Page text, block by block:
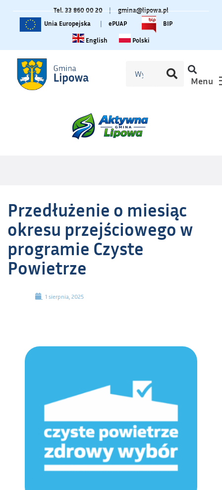
Tel. 33 860 00 20 |
gmina@lipowa.pl
Unia Europejska
| ePUAP
BIP
Change language to English
English Zmiana języka na polski
Polski
Menu
Przedłużenie o miesiąc
okresu przejściowego w
programie Czyste
Powietrze
1 sierpnia, 2025